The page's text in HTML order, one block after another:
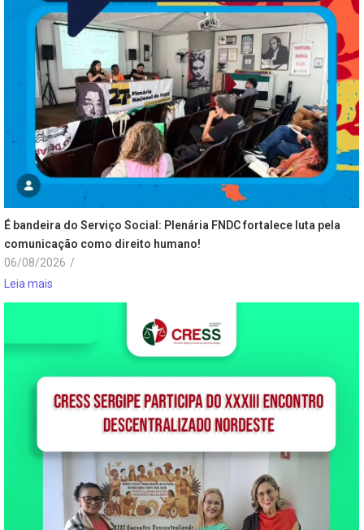
É bandeira do Serviço Social: Plenária FNDC fortalece luta pela
comunicação como direito humano!
06/08/2026 /
Leia mais